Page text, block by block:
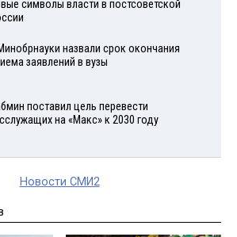
символы власти в постсоветской
назвали срок окончания
заявлений в вузы
поставил цель перевести
на «Макс» к 2030 году
Новости СМИ2